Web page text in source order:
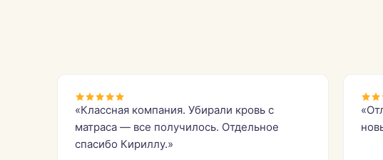
«Классная компания. Убирали кровь с
матраса — все получилось. Отдельное
спасибо Кириллу.»